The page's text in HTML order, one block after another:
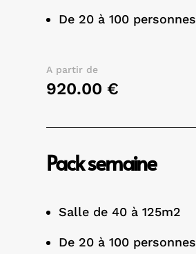
De 20 à 100 personnes
A partir de
920.00 €
Pack semaine
Salle de 40 à 125m2
De 20 à 100 personnes